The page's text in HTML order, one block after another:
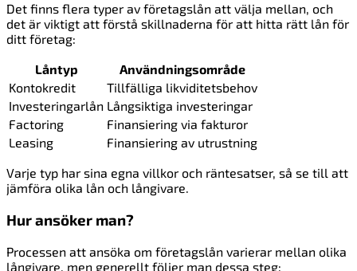
Det finns flera typer av företagslån att välja mellan, och
det är viktigt att förstå skillnaderna för att hitta rätt lån för
ditt företag:
Låntyp
Användningsområde
Kontokredit
Tillfälliga likviditetsbehov
Investeringarlån Långsiktiga investeringar
Factoring
Finansiering via fakturor
Leasing
Finansiering av utrustning
Varje typ har sina egna villkor och räntesatser, så se till att
jämföra olika lån och långivare.
Hur ansöker man?
Processen att ansöka om företagslån varierar mellan olika
långivare, men generellt följer man dessa steg: